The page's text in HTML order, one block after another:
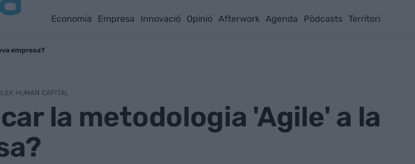
Economia Empresa Innovació Opinió Afterwork Agenda Pòdcasts Territori
empresa?
HUMAN CAPITAL
la metodologia 'Agile' a la